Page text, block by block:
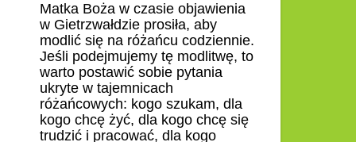
Matka Boża w czasie objawienia
w Gietrzwałdzie prosiła, aby
modlić się na różańcu codziennie.
Jeśli podejmujemy tę modlitwę, to
warto postawić sobie pytania
ukryte w tajemnicach
różańcowych: kogo szukam, dla
kogo chcę żyć, dla kogo chcę się
trudzić i pracować, dla kogo